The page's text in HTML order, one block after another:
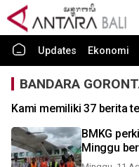
Updates Ekonomi
BANDARA
Kami memiliki 37 berita
BMKG
Minggu